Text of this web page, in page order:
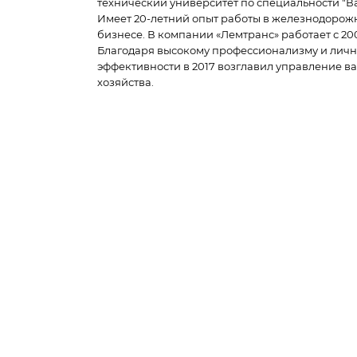
Имеет 20-летний опыт работы в
бизнесе. В компании «Лемтранс» работает с
Благодаря высокому профессионализму и
эффективности в 2017 возглавил управление
хозяйства.